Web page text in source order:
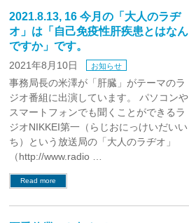
2021.8.13, 16 今月の「大人のラヂ
オ」は「自己免疫性肝疾患とはなん
ですか」です。
2021年8月10日 お知らせ
事務局長の米澤が「肝臓」がテーマのラ
ジオ番組に出演しています。 パソコンや
スマートフォンでも聞くことができるラ
ジオNIKKEI第一（らじおにっけいだいい
ち）という放送局の「大人のラヂオ」
（http://www.radio …
Read more